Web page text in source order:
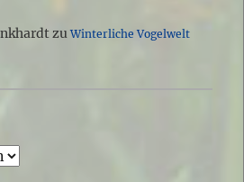
zuWinterliche Vogelwelt